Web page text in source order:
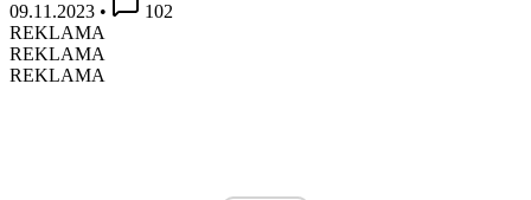
09.11.2023 •
102
REKLAMA
REKLAMA
REKLAMA